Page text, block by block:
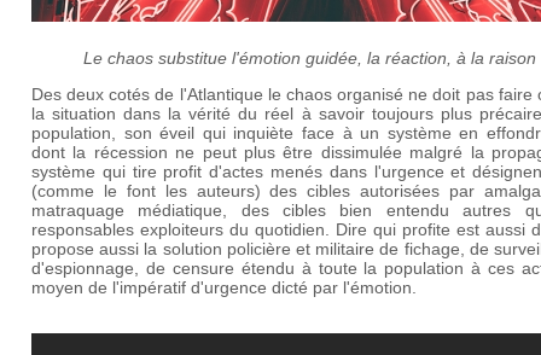
Le chaos substitue l'émotion guidée, la réaction, à la raison
Des deux cotés de l'Atlantique le chaos organisé ne doit pas faire
la situation dans la vérité du réel à savoir toujours plus
population, son éveil qui inquiète face à un système en
dont la récession ne peut plus être dissimulée malgré la
système qui tire profit d'actes menés dans l'urgence et
(comme le font les auteurs) des cibles autorisées par
matraquage médiatique, des cibles bien entendu autres
responsables exploiteurs du quotidien. Dire qui profite est aussi
propose aussi la solution policière et militaire de fichage, de
d'espionnage, de censure étendu à toute la population à ces
moyen de l'impératif d'urgence dicté par l'émotion.